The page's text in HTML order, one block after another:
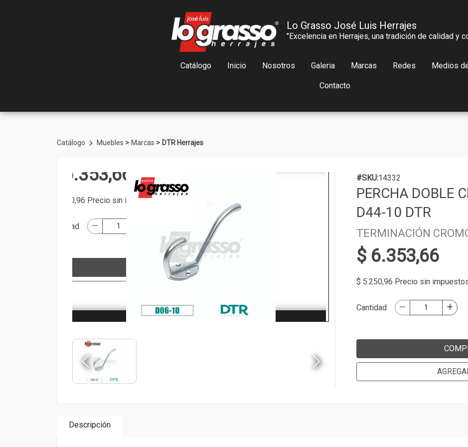
Lo Grasso José Luis Herrajes
"Excelencia en Herrajes, una tradición de calidad y
Catálogo Inicio Nosotros Galeria Marcas Redes Medios
Contacto
Catálogo Muebles > Marcas > DTR Herrajes
#SKU:14332
PERCHA DOBLE
D44-10 DTR
TERMINACIÓN
$ 6.353,66
$ 5.250,96 Precio sin
Cantidad
Descripción